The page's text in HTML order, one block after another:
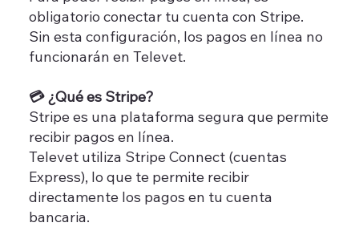
obligatorio conectar tu cuenta con Stripe.
Sin esta configuración, los pagos en línea no
funcionarán en Televet.
💳 ¿Qué es Stripe?
Stripe es una plataforma segura que permite
recibir pagos en línea.
Televet utiliza Stripe Connect (cuentas
Express), lo que te permite recibir
directamente los pagos en tu cuenta
bancaria.